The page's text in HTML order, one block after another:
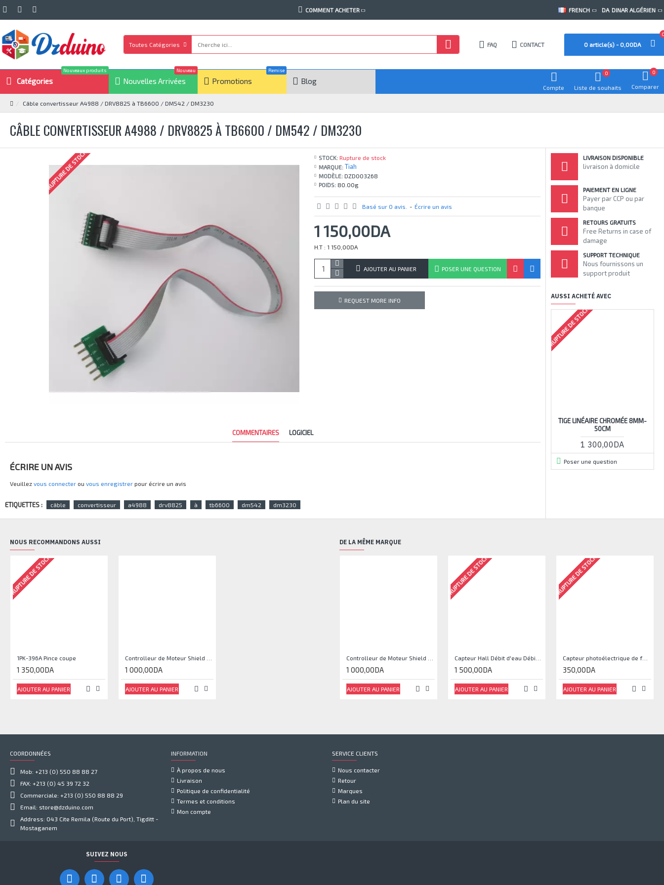
COMMENT ACHETER FRENCH DA DINAR ALGÉRIEN
Toutes Catégories FAQ CONTACT 0 article(s) - 0,00DA
Catégories
Nouveaux produits
Nouvelles Arrivées
Nouveau
Promotions
Remise
Blog
Compte Liste de souhaits
0
Comparer
0
Câble convertisseur A4988 / DRV8825 à TB6600 / DM542 / DM3230
CÂBLE CONVERTISSEUR A4988 / DRV8825 À TB6600 / DM542 / DM3230
RUPTURE DE STOCK STOCK: Rupture de stock
MARQUE: Tiah
MODÈLE: DZD003268
POIDS: 80.00g
Basé sur 0 avis. - Écrire un avis
1 150,00DA
H.T : 1 150,00DA
AJOUTER AU PANIER POSER UNE QUESTION
REQUEST MORE INFO
COMMENTAIRES LOGICIEL
ÉCRIRE UN AVIS
Veuillez vous connecter ou vous enregistrer pour écrire un avis
ETIQUETTES : câble convertisseur a4988 drv8825 à tb6600 dm542 dm3230
LIVRAISON DISPONIBLE
livraison à domicile
PAIEMENT EN LIGNE
Payer par CCP ou par
banque
RETOURS GRATUITS
Free Returns in case of
damage
SUPPORT TECHNIQUE
Nous fournissons un
support produit
AUSSI ACHETÉ AVEC
RUPTURE DE STOCK
TIGE LINÉAIRE CHROMÉE 8MM-
50CM
1 300,00DA
Poser une question
NOUS RECOMMANDONS AUSSI
RUPTURE DE STOCK
1PK-396A Pince coupe
1 350,00DA
AJOUTER AU PANIER
1 000,00DA
AJOUTER AU PANIER
DE LA MÊME MARQUE
1 000,00DA
AJOUTER AU PANIER
RUPTURE DE STOCK
1 500,00DA
AJOUTER AU PANIER
RUPTURE DE STOCK
Capteur photoélectrique de faisceau Module de capteur IR
350,00DA
AJOUTER AU PANIER
COORDONNÉES
Mob: +213 (0) 550 88 88 27
FAX: +213 (0) 45 39 72 32
Commerciale: +213 (0) 550 88 88 29
Email: store@dzduino.com
Address: 043 Cite Remila (Route du Port), Tigditt -
Mostaganem
INFORMATION
À propos de nous
Livraison
Politique de confidentialité
Termes et conditions
Mon compte
SERVICE CLIENTS
Nous contacter
Retour
Marques
Plan du site
SUIVEZ NOUS